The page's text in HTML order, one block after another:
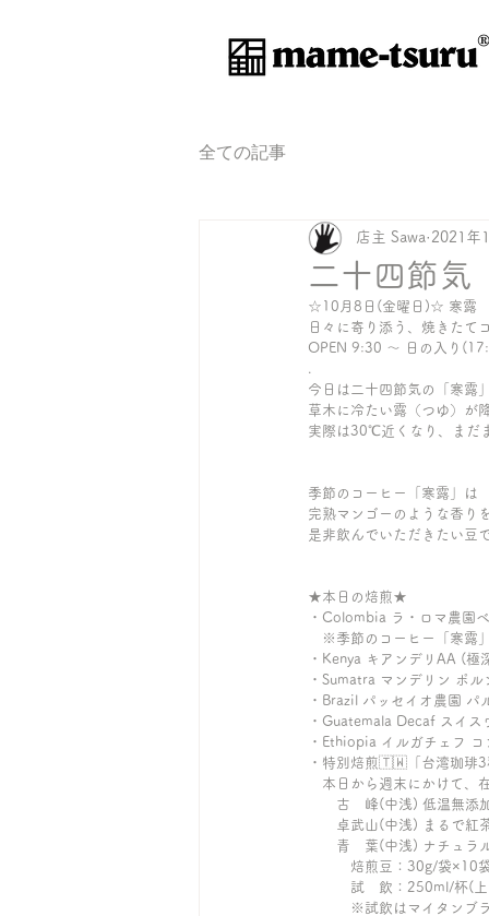
®️
全ての記事
二十四節気
店主 Sawa 2021年
☆10月8日(金曜日)☆ 寒露
日々に寄り添う、焼きたて
OPEN 9:30 〜 日の入り
今日は二十四節気の「寒露
草木に冷たい露（つゆ）が
実際は30℃近くなり、まだ
季節のコーヒー「寒露」は
完熟マンゴーのような香り
是非飲んでいただきたい豆
★本日の焙煎★
・Colombia ラ・ロマ農園
※季節のコーヒー「寒露
・Kenya キアンデリAA (極
・Sumatra マンデリン ポ
・Brazil パッセイオ農園 パ
・Guatemala Decaf スイ
・Ethiopia イルガチェフ
・特別焙煎🇹🇼「台湾珈琲3
本日から週末にかけて、
古　峰(中浅) 低温無添加
卓武山(中浅) まるで紅
青　葉(中浅) ナチュラル
焙煎豆：30g/袋×10袋
試　飲：250ml/杯(上
※試飲はマイタンブラ